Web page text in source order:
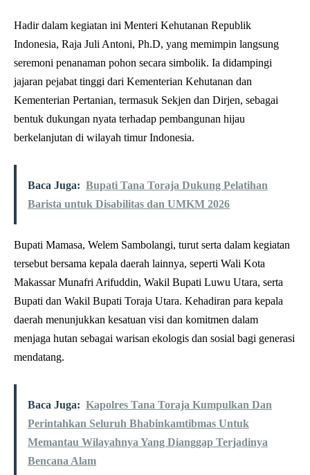
Hadir dalam kegiatan ini Menteri Kehutanan Republik
Indonesia, Raja Juli Antoni, Ph.D, yang memimpin langsung
seremoni penanaman pohon secara simbolik. Ia didampingi
jajaran pejabat tinggi dari Kementerian Kehutanan dan
Kementerian Pertanian, termasuk Sekjen dan Dirjen, sebagai
bentuk dukungan nyata terhadap pembangunan hijau
berkelanjutan di wilayah timur Indonesia.
Baca Juga: Bupati Tana Toraja Dukung Pelatihan
Barista untuk Disabilitas dan UMKM 2026
Bupati Mamasa, Welem Sambolangi, turut serta dalam kegiatan
tersebut bersama kepala daerah lainnya, seperti Wali Kota
Makassar Munafri Arifuddin, Wakil Bupati Luwu Utara, serta
Bupati dan Wakil Bupati Toraja Utara. Kehadiran para kepala
daerah menunjukkan kesatuan visi dan komitmen dalam
menjaga hutan sebagai warisan ekologis dan sosial bagi generasi
mendatang.
Baca Juga: Kapolres Tana Toraja Kumpulkan Dan
Perintahkan Seluruh Bhabinkamtibmas Untuk
Memantau Wilayahnya Yang Dianggap Terjadinya
Bencana Alam